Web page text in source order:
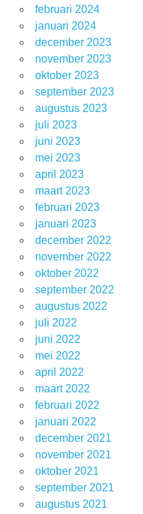
februari 2024
januari 2024
december 2023
november 2023
oktober 2023
september 2023
augustus 2023
juli 2023
juni 2023
mei 2023
april 2023
maart 2023
februari 2023
januari 2023
december 2022
november 2022
oktober 2022
september 2022
augustus 2022
juli 2022
juni 2022
mei 2022
april 2022
maart 2022
februari 2022
januari 2022
december 2021
november 2021
oktober 2021
september 2021
augustus 2021